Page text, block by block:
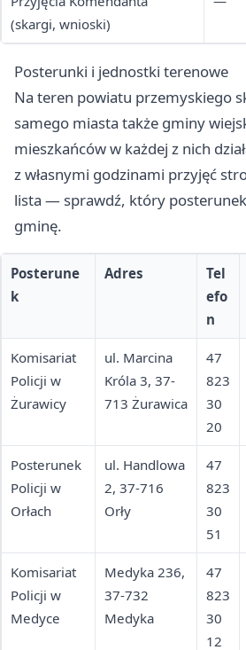
(skargi, wnioski)
Posterunki i jednostki terenowe
Na teren powiatu przemyskiego
samego miasta także gminy
mieszkańców w każdej z nich
z własnymi godzinami przyjęć
lista — sprawdź, który posterunek
gminę.
Posterune
k
Adres
Tel
efo
n
Komisariat
Policji w
Żurawicy
ul. Marcina
Króla 3, 37-
713 Żurawica
47
823
30
20
Posterunek
Policji w
Orłach
ul. Handlowa
2, 37-716
Orły
47
823
30
51
Komisariat
Policji w
Medyce
Medyka 236,
37-732
Medyka
47
823
30
12